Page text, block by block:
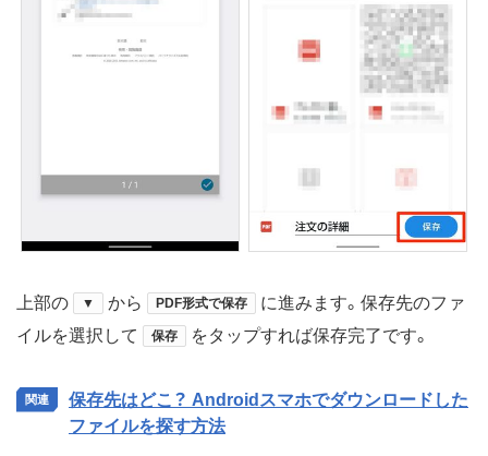
上部の ▼ から PDF形式で保存
に進みます。保存先のファ
イルを選択して
保存 をタップすれば保存完了です。
保存先はどこ？ Androidスマホでダウンロードした
ファイルを探す方法